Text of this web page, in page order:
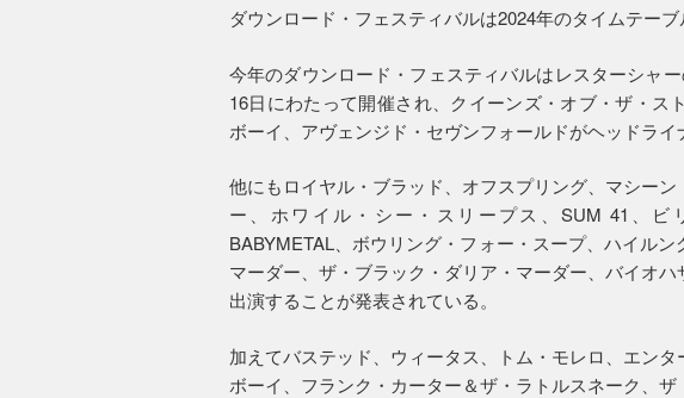
ダウンロード・フェスティバルは2024年のタイムテーブ
今年のダウンロード・フェスティバルはレスターシャ
16日にわたって開催され、クイーンズ・オブ・ザ・ス
ボーイ、アヴェンジド・セヴンフォールドがヘッドライ
他にもロイヤル・ブラッド、オフスプリング、マシー
ー、ホワイル・シー・スリープス、SUM 41、ビ
BABYMETAL、ボウリング・フォー・スープ、ハイル
マーダー、ザ・ブラック・ダリア・マーダー、バイオ
出演することが発表されている。
加えてバステッド、ウィータス、トム・モレロ、エン
ボーイ、フランク・カーター＆ザ・ラトルスネーク、ザ